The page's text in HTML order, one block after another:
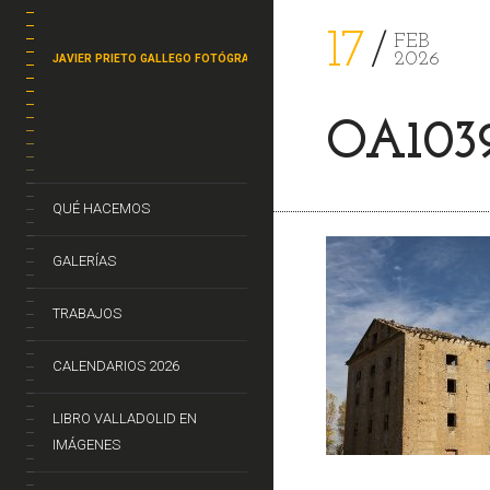
JAVIER PRIETO GALLEGO FOTÓGRAFO
QUÉ HACEMOS
GALERÍAS
TRABAJOS
CALENDARIOS 2026
LIBRO VALLADOLID EN
IMÁGENES
17
FEB
2026